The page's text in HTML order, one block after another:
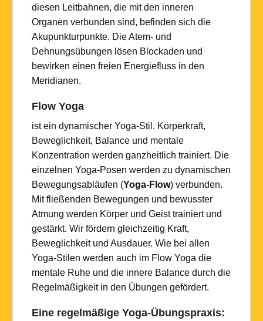
diesen Leitbahnen, die mit den inneren
Organen verbunden sind, befinden sich die
Akupunkturpunkte. Die Atem- und
Dehnungsübungen lösen Blockaden und
bewirken einen freien Energiefluss in den
Meridianen.
Flow Yoga
ist ein dynamischer Yoga-Stil. Körperkraft,
Beweglichkeit, Balance und mentale
Konzentration werden ganzheitlich trainiert. Die
einzelnen Yoga-Posen werden zu dynamischen
Bewegungsabläufen (Yoga-Flow) verbunden.
Mit fließenden Bewegungen und bewusster
Atmung werden Körper und Geist trainiert und
gestärkt. Wir fördern gleichzeitig Kraft,
Beweglichkeit und Ausdauer. Wie bei allen
Yoga-Stilen werden auch im Flow Yoga die
mentale Ruhe und die innere Balance durch die
Regelmäßigkeit in den Übungen gefördert.
Eine regelmäßige Yoga-Übungspraxis: